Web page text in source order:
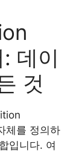
데이
것
체를 정의하
입니다. 여